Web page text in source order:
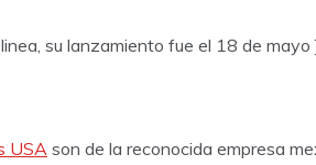
su lanzamiento fue el 18 de mayo
USA son de la reconocida empresa